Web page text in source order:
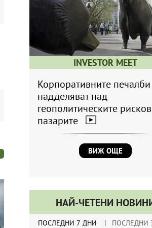
INVESTOR MEET
Корпоративните печалби
надделяват над
геополитическите
пазарите
ВИЖ ОЩЕ
НАЙ-ЧЕТЕНИ
ПОСЛЕДНИ 7 ДНИ ПОСЛЕДНИ